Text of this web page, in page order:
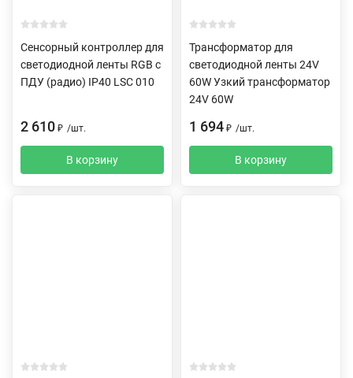
Сенсорный контроллер для
светодиодной ленты RGB с
ПДУ (радио) IP40 LSC 010
2 610 ₽ /шт.
В корзину
Трансформатор для
светодиодной ленты 24V
60W Узкий трансформатор
24V 60W
1 694 ₽ /шт.
В корзину